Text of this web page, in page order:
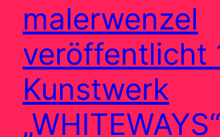
malerwenzel
veröffentlicht
Kunstwerk
„WHITEWAYS“